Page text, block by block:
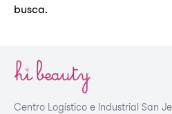
busca.
Centro Logístico e Industrial San